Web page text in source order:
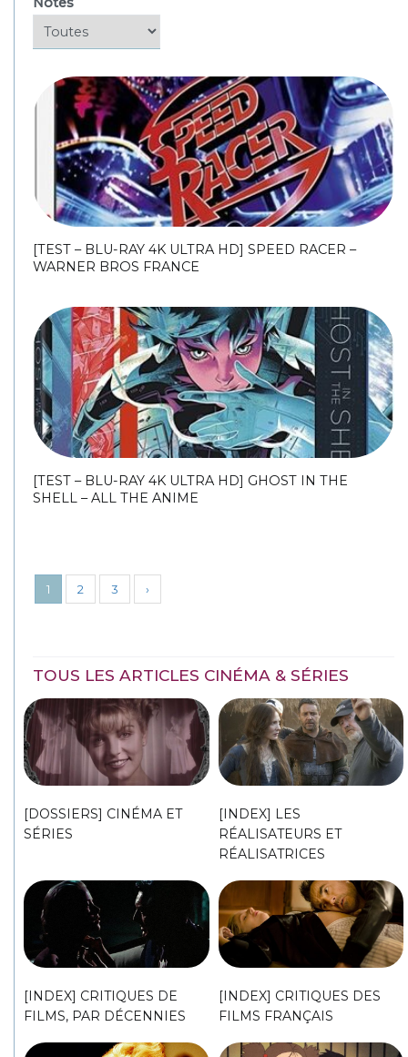
[TEST – BLU-RAY 4K ULTRA HD] SPEED RACER –
WARNER BROS FRANCE
[TEST – BLU-RAY 4K ULTRA HD] GHOST IN THE
SHELL – ALL THE ANIME
1 2 3 ›
TOUS LES ARTICLES CINÉMA & SÉRIES
[DOSSIERS] CINÉMA ET
SÉRIES
[INDEX] LES
RÉALISATEURS ET
RÉALISATRICES
[INDEX] CRITIQUES DE
FILMS, PAR DÉCENNIES
[INDEX] CRITIQUES DES
FILMS FRANÇAIS